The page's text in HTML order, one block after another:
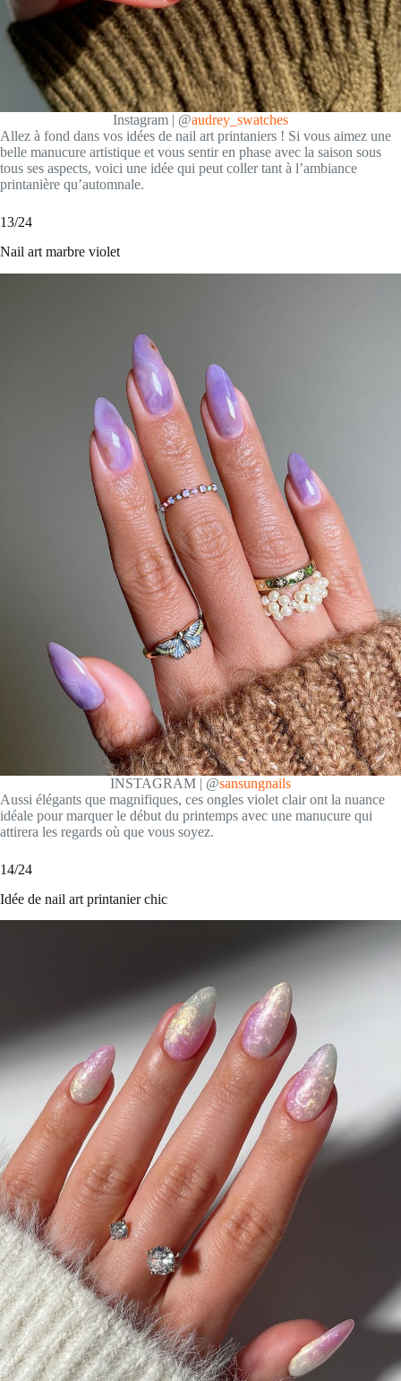
Instagram | @audrey_swatches
Allez à fond dans vos idées de nail art printaniers ! Si vous aimez une
belle manucure artistique et vous sentir en phase avec la saison sous
tous ses aspects, voici une idée qui peut coller tant à l’ambiance
printanière qu’automnale.
13/24
Nail art marbre violet
INSTAGRAM | @sansungnails
Aussi élégants que magnifiques, ces ongles violet clair ont la nuance
idéale pour marquer le début du printemps avec une manucure qui
attirera les regards où que vous soyez.
14/24
Idée de nail art printanier chic